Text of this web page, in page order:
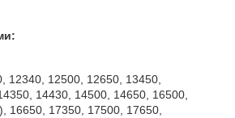
12340, 12500, 12650, 13450,
14430, 14500, 14650, 16500,
16650, 17350, 17500, 17650,